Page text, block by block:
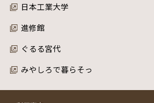
日本工業大学
進修館
ぐるる宮代
みやしろで暮らそっ